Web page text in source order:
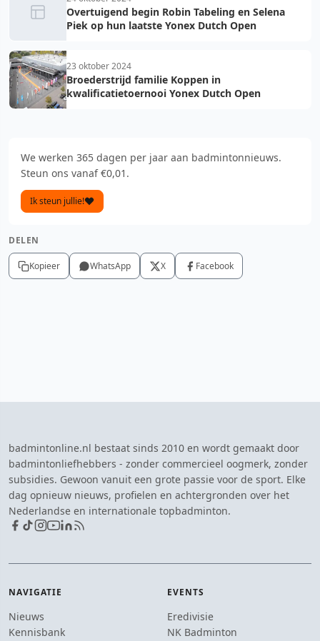
Overtuigend begin Robin Tabeling en Selena
Piek op hun laatste Yonex Dutch Open
23 oktober 2024
Broederstrijd familie Koppen in
kwalificatietoernooi Yonex Dutch Open
We werken 365 dagen per jaar aan badmintonnieuws.
Steun ons vanaf €0,01.
Ik steun jullie!
DELEN
Kopieer WhatsApp X Facebook
badmintonline.nl bestaat sinds 2010 en wordt gemaakt door
badmintonliefhebbers - zonder commercieel oogmerk, zonder
subsidies. Gewoon vanuit een grote passie voor de sport. Elke
dag opnieuw nieuws, profielen en achtergronden over het
Nederlandse en internationale topbadminton.
NAVIGATIE
Nieuws
Kennisbank
EVENTS
Eredivisie
NK Badminton